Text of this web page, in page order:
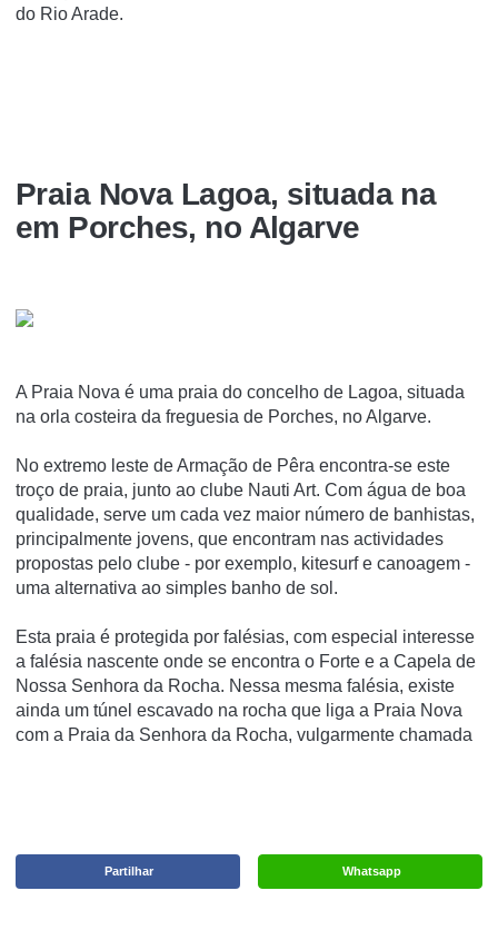
do Rio Arade.
Praia Nova Lagoa, situada na
em Porches, no Algarve
A Praia Nova é uma praia do concelho de Lagoa, situada
na orla costeira da freguesia de Porches, no Algarve.
No extremo leste de Armação de Pêra encontra-se este
troço de praia, junto ao clube Nauti Art. Com água de boa
qualidade, serve um cada vez maior número de banhistas,
principalmente jovens, que encontram nas actividades
propostas pelo clube - por exemplo, kitesurf e canoagem -
uma alternativa ao simples banho de sol.
Esta praia é protegida por falésias, com especial interesse
a falésia nascente onde se encontra o Forte e a Capela de
Nossa Senhora da Rocha. Nessa mesma falésia, existe
ainda um túnel escavado na rocha que liga a Praia Nova
com a Praia da Senhora da Rocha, vulgarmente chamada
Whatsapp
Partilhar